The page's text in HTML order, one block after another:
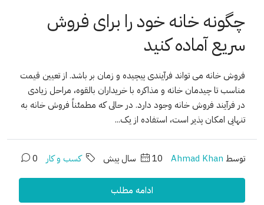
چگونه خانه خود را برای فروش
سریع آماده کنید
فروش خانه می تواند فرآیندی پیچیده و زمان بر باشد. از تعیین قیمت
مناسب تا چیدمان خانه و مذاکره با خریداران بالقوه، مراحل زیادی
در فرآیند فروش خانه وجود دارد. در حالی که مطمئناً فروش خانه به
تنهایی امکان پذیر است، استفاده از یک...
توسط Ahmad Khan 10 سال پیش کسب و کار 0
ادامه مطلب